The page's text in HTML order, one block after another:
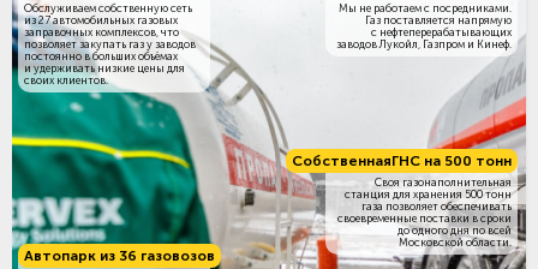
СобственнаяГНС на 500 тонн
Своя газонаполнительная
станция для хранения 500 тонн
газа позволяет обеспечивать
своевременные поставки в сроки
до одного дня по всей
Московской области.
Обслуживаем собственную сеть
из 27 автомобильных газовых
заправочных комплексов, что
позволяет закупать газ у заводов
постоянно в больших объёмах
и удерживать низкие цены для
своих клиентов.
Мы не работаем с посредниками.
Газ поставляется напрямую
с нефтеперерабатывающих
заводов Лукойл, Газпром и Кинеф.
Автопарк из 36 газовозов